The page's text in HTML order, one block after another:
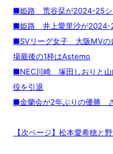
■姫路 荒谷栞が2024-25シ
■姫路 井上愛里沙が2024-
■SVリーグ女子 大阪MVの
場最後の1枠はAstemo
■NEC川崎 塚田しおりと山
役を引退
■金蘭会が2年ぶりの優勝
【次ページ】松本愛希穂と